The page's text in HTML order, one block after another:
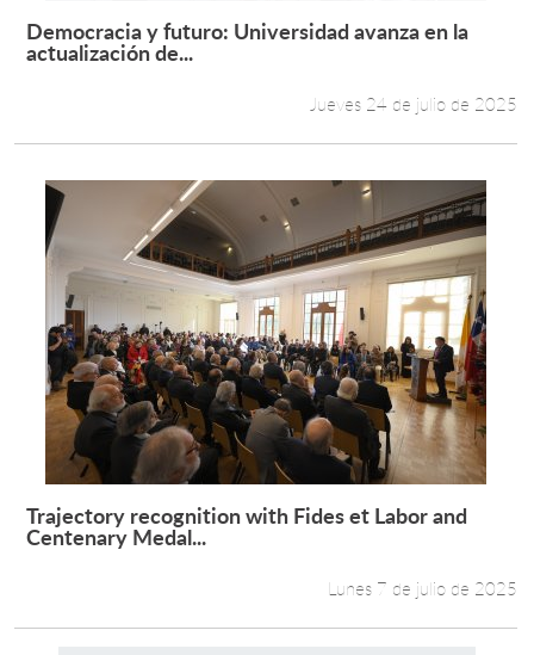
Leer más +
Democracia y futuro: Universidad avanza en la
actualización de...
Jueves 24 de julio de 2025
Leer más +
Trajectory recognition with Fides et Labor and
Centenary Medal...
Lunes 7 de julio de 2025